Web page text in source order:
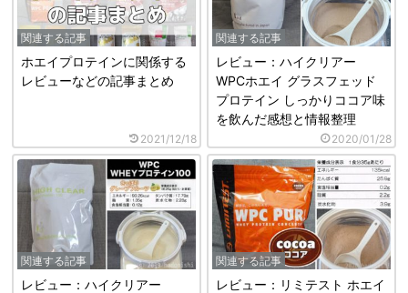
関連する記事
ホエイプロテインに関係する
レビューなどの記事まとめ
2021/12/18
関連する記事
レビュー：ハイクリアー
WPCホエイ グラスフェッド
プロテイン しっかりココア味
を飲んだ感想と情報整理
2020/01/28
関連する記事
レビュー：ハイクリアー
関連する記事
レビュー：リミテスト ホエイ